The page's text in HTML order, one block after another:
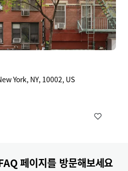
York, NY, 10002, US
페이지를 방문해보세요